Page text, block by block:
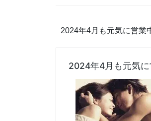
2024年4月も元気に営業